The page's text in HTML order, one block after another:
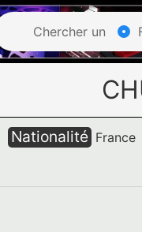
Chercher un
Nationalité France